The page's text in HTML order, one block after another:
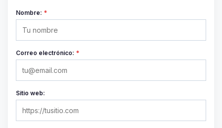
Nombre: *
Correo electrónico: *
Sitio web: